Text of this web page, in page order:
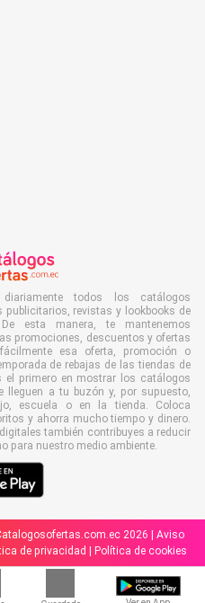
diariamente todos los catálogos
revistas y lookbooks de
esta manera, te mantenemos
promociones, descuentos y ofertas
esa oferta, promoción o
de rebajas de las tiendas de
primero en mostrar los catálogos
lleguen a tu buzón y, por supuesto,
escuela o en la tienda. Coloca
y ahorra mucho tiempo y dinero.
también contribuyes a reducir
para nuestro medio ambiente.
2026 | Aviso
de privacidad Política de cookies